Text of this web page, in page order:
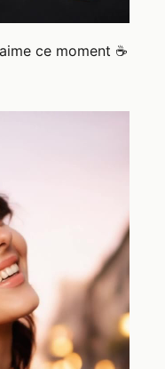
ce moment ☕